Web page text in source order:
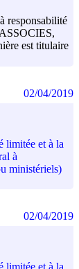
responsabilité
est titulaire
limitée et à la
à
ministériels)
02/04/2019
limitée et à la
02/04/2019